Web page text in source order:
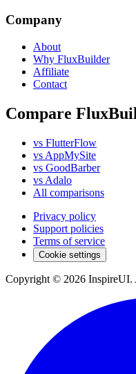
Company
About
Why FluxBuilder
Affiliate
Contact
Compare
vs FlutterFlow
vs AppMySite
vs GoodBarber
vs Adalo
All comparisons
Privacy policy
Support policies
Terms of service
Cookie settings
Copyright © 2026 InspireUI.